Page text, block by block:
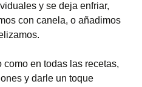
y se deja enfriar,
con canela, o añadimos
como en todas las recetas,
y darle un toque